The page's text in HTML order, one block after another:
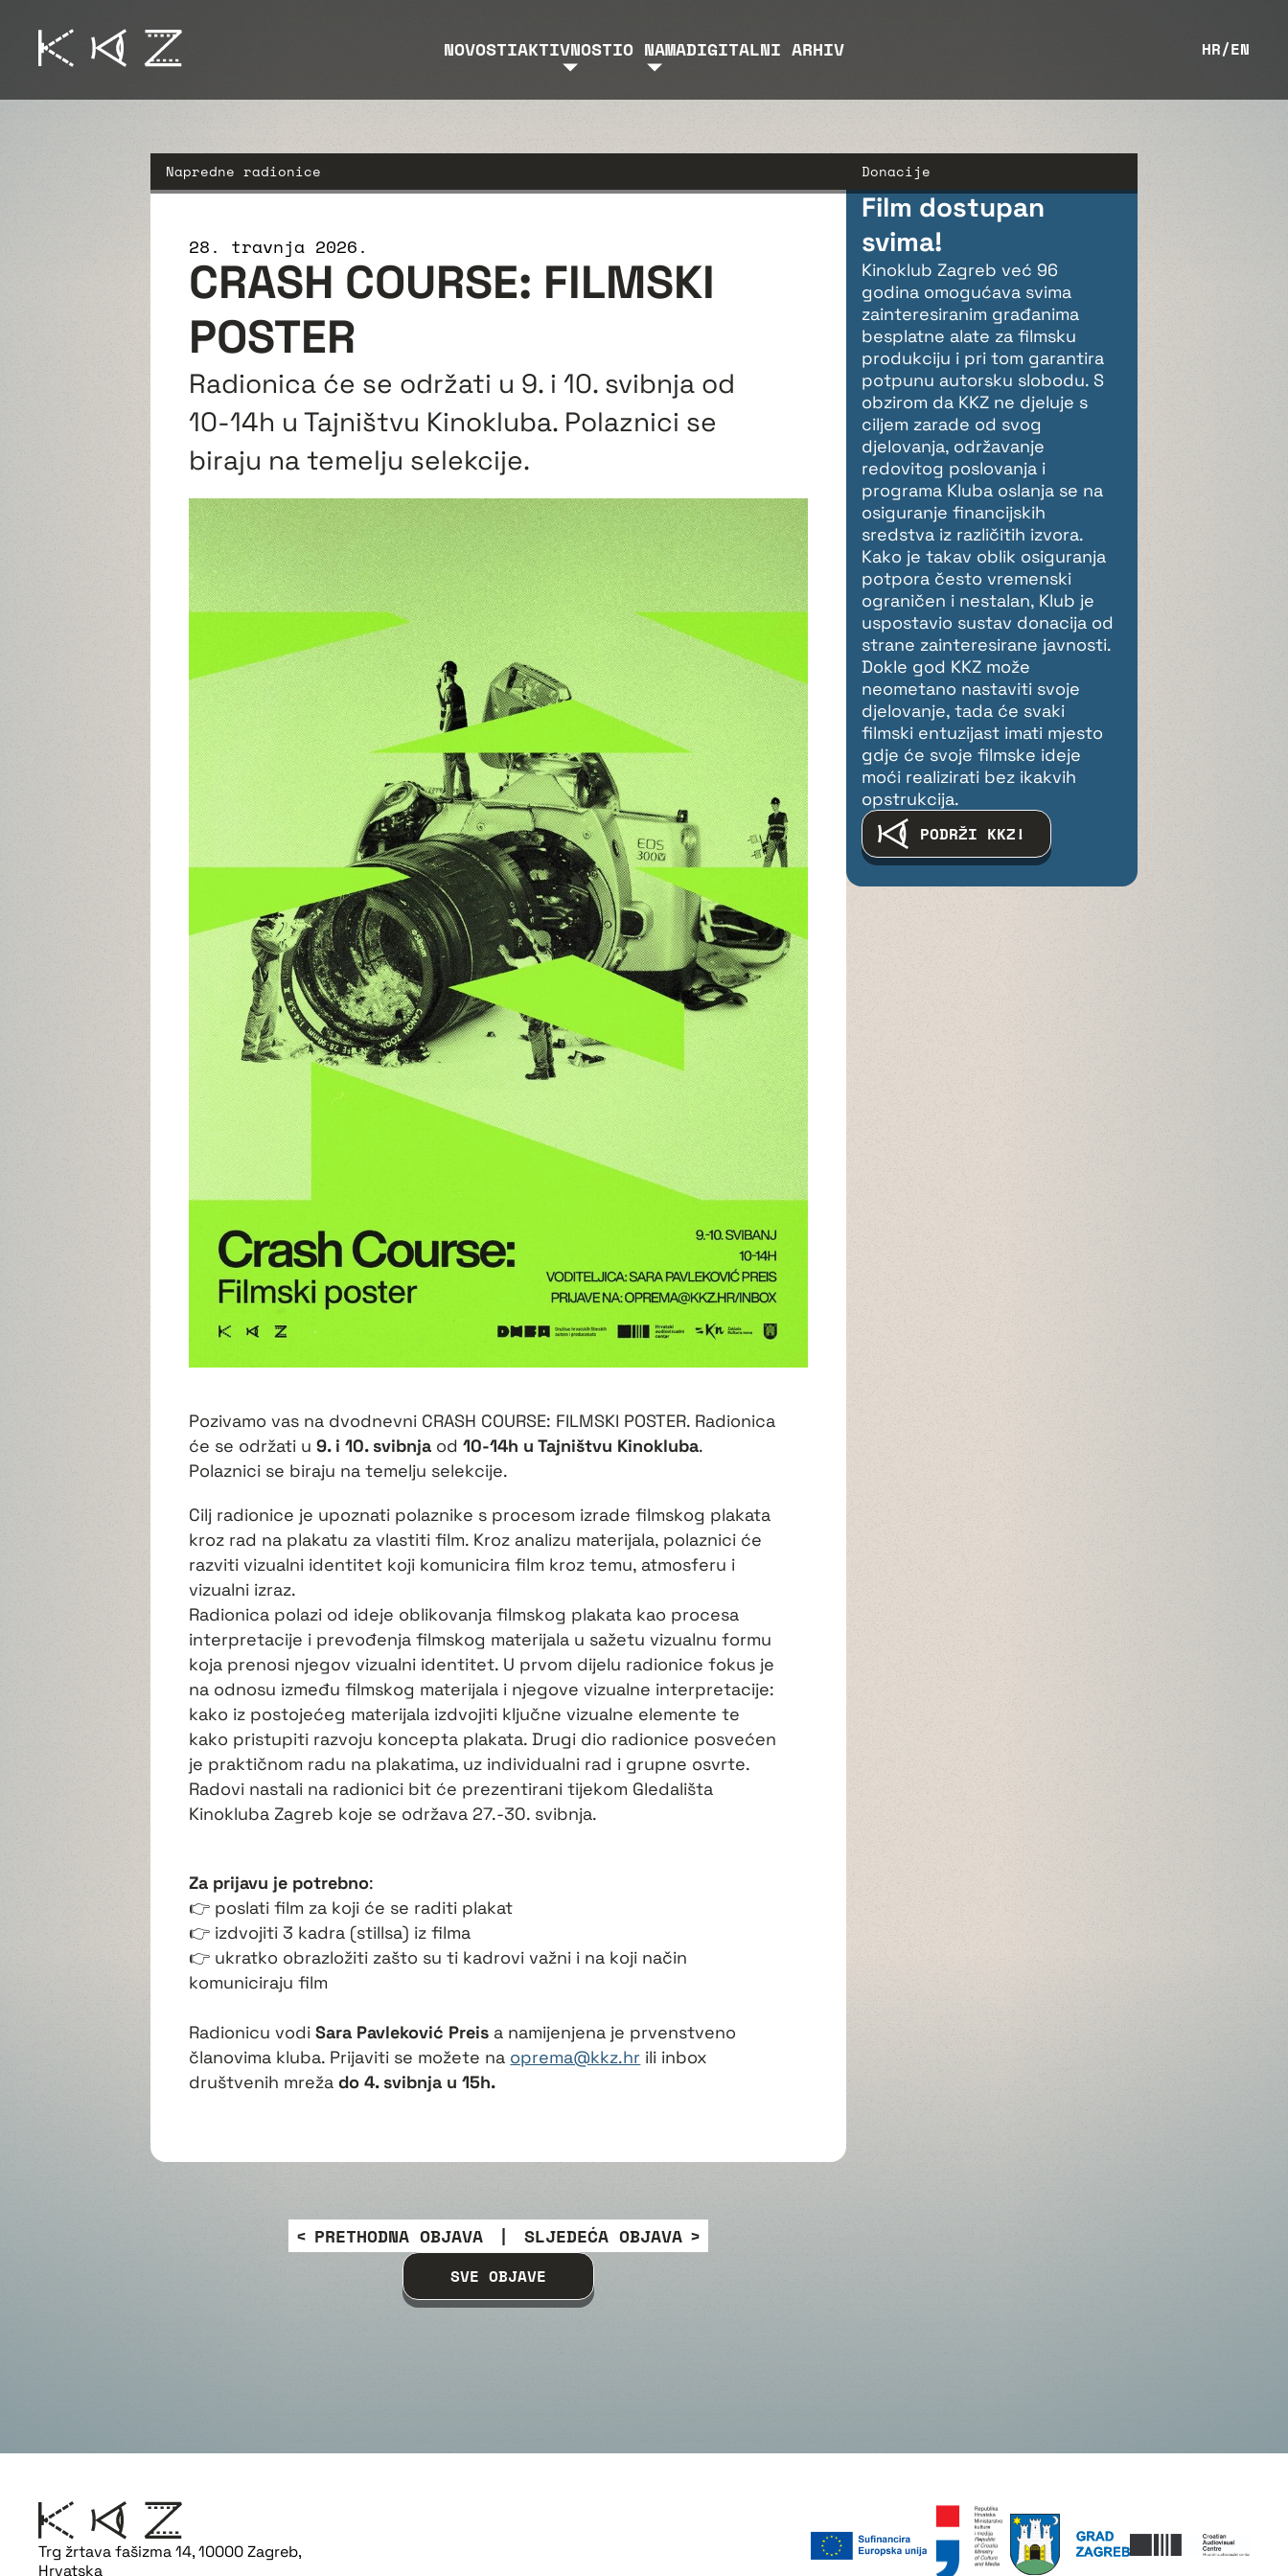
NOVOSTIAKTIVNOSTIO NAMADIGITALNI ARHIV HR/EN
Napredne radionice
28. travnja 2026.
CRASH COURSE: FILMSKI
POSTER
Radionica će se održati u 9. i 10. svibnja od
10-14h u Tajništvu Kinokluba. Polaznici se
biraju na temelju selekcije.
Pozivamo vas na dvodnevni CRASH COURSE: FILMSKI POSTER. Radionica
će se održati u9. i 10. svibnja od10-14h u Tajništvu Kinokluba.
Polaznici se biraju na temelju selekcije.
Cilj radionice je upoznati polaznike s procesom izrade filmskog plakata
kroz rad na plakatu za vlastiti film. Kroz analizu materijala, polaznici će
razviti vizualni identitet koji komunicira film kroz temu, atmosferu i
vizualni izraz.
Radionica polazi od ideje oblikovanja filmskog plakata kao procesa
interpretacije i prevođenja filmskog materijala u sažetu vizualnu formu
koja prenosi njegov vizualni identitet. U prvom dijelu radionice fokus je
na odnosu između filmskog materijala i njegove vizualne interpretacije:
kako iz postojećeg materijala izdvojiti ključne vizualne elemente te
kako pristupiti razvoju koncepta plakata. Drugi dio radionice posvećen
je praktičnom radu na plakatima, uz individualni rad i grupne osvrte.
Radovi nastali na radionici bit će prezentirani tijekom Gledališta
Kinokluba Zagreb koje se održava 27.-30. svibnja.
Za prijavu je potrebno:
👉 poslati film za koji će se raditi plakat
👉 izdvojiti 3 kadra (stillsa) iz filma
👉 ukratko obrazložiti zašto su ti kadrovi važni i na koji način
komuniciraju film
Radionicu vodiSara Pavleković Preis a namijenjena je prvenstveno
članovima kluba. Prijaviti se možete na oprema@kkz.hr ili inbox
društvenih mrežado 4. svibnja u 15h.
PRETHODNA OBJAVA | SLJEDEĆA OBJAVA
SVE OBJAVE
Donacije
Film dostupan
svima!
Kinoklub Zagreb već 96
godina omogućava svima
zainteresiranim građanima
besplatne alate za filmsku
produkciju i pri tom garantira
potpunu autorsku slobodu. S
obzirom da KKZ ne djeluje s
ciljem zarade od svog
djelovanja, održavanje
redovitog poslovanja i
programa Kluba oslanja se na
osiguranje financijskih
sredstva iz različitih izvora.
Kako je takav oblik osiguranja
potpora često vremenski
ograničen i nestalan, Klub je
uspostavio sustav donacija od
strane zainteresirane javnosti.
Dokle god KKZ može
neometano nastaviti svoje
djelovanje, tada će svaki
filmski entuzijast imati mjesto
gdje će svoje filmske ideje
moći realizirati bez ikakvih
opstrukcija.
PODRŽI KKZ!
Trg žrtava fašizma 14, 10000 Zagreb,
Hrvatska